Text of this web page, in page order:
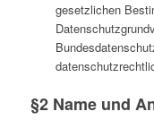
gesetzlichen
§2 Name und